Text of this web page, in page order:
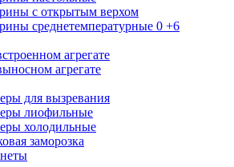
с открытым верхом
среднетемпературные 0 +6
агрегате
агрегате
для вызревания
лиофильные
холодильные
заморозка